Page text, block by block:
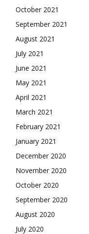
October 2021
September 2021
August 2021
July 2021
June 2021
May 2021
April 2021
March 2021
February 2021
January 2021
December 2020
November 2020
October 2020
September 2020
August 2020
July 2020